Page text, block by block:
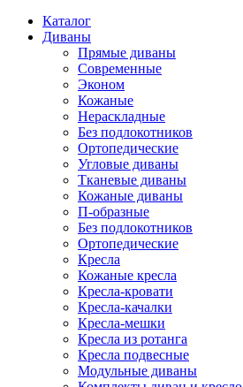
Каталог
Диваны
Прямые диваны
Современные
Эконом
Кожаные
Нераскладные
Без подлокотников
Ортопедические
Угловые диваны
Тканевые диваны
Кожаные диваны
П-образные
Без подлокотников
Ортопедические
Кресла
Кожаные кресла
Кресла-кровати
Кресла-качалки
Кресла-мешки
Кресла из ротанга
Кресла подвесные
Модульные диваны